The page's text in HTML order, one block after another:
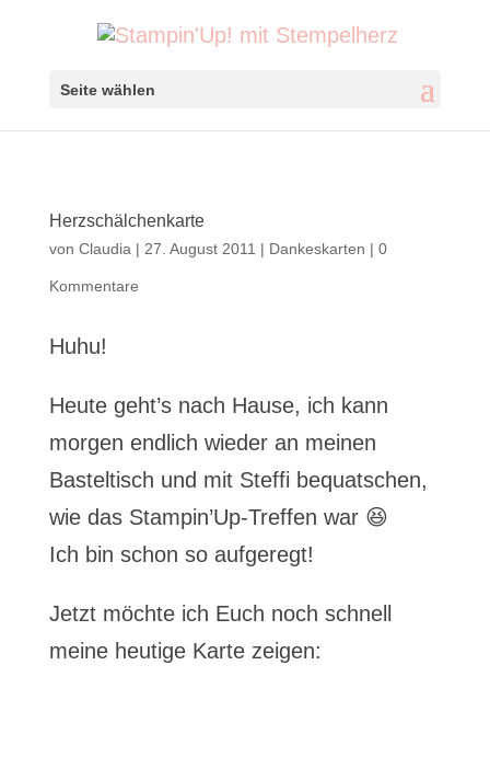
Seite wählen
Herzschälchenkarte
von Claudia | 27. August 2011 | Dankeskarten | 0
Kommentare
Huhu!
Heute geht’s nach Hause, ich kann
morgen endlich wieder an meinen
Basteltisch und mit Steffi bequatschen,
wie das Stampin’Up-Treffen war 😆
Ich bin schon so aufgeregt!
Jetzt möchte ich Euch noch schnell
meine heutige Karte zeigen: